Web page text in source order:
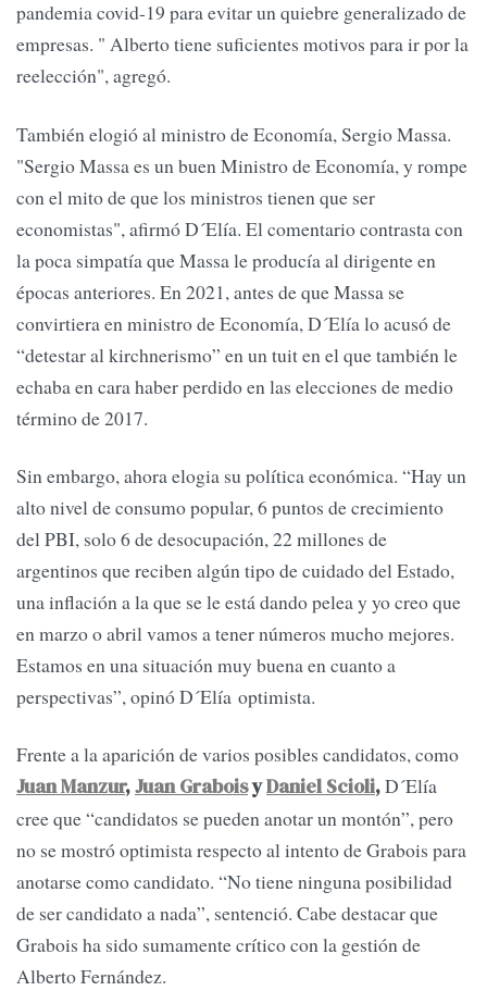
pandemia covid-19 para evitar un quiebre generalizado de
empresas. " Alberto tiene suficientes motivos para ir por la
reelección", agregó.
También elogió al ministro de Economía, Sergio Massa.
"Sergio Massa es un buen Ministro de Economía, y rompe
con el mito de que los ministros tienen que ser
economistas", afirmó D´Elía. El comentario contrasta con
la poca simpatía que Massa le producía al dirigente en
épocas anteriores. En 2021, antes de que Massa se
convirtiera en ministro de Economía, D´Elía lo acusó de
“detestar al kirchnerismo” en un tuit en el que también le
echaba en cara haber perdido en las elecciones de medio
término de 2017.
Sin embargo, ahora elogia su política económica. “Hay un
alto nivel de consumo popular, 6 puntos de crecimiento
del PBI, solo 6 de desocupación, 22 millones de
argentinos que reciben algún tipo de cuidado del Estado,
una inflación a la que se le está dando pelea y yo creo que
en marzo o abril vamos a tener números mucho mejores.
Estamos en una situación muy buena en cuanto a
perspectivas”, opinó D´Elía optimista.
Frente a la aparición de varios posibles candidatos, como
Juan Manzur,Juan GraboisyDaniel Scioli,D´Elía
cree que “candidatos se pueden anotar un montón”, pero
no se mostró optimista respecto al intento de Grabois para
anotarse como candidato. “No tiene ninguna posibilidad
de ser candidato a nada”, sentenció. Cabe destacar que
Grabois ha sido sumamente crítico con la gestión de
Alberto Fernández.